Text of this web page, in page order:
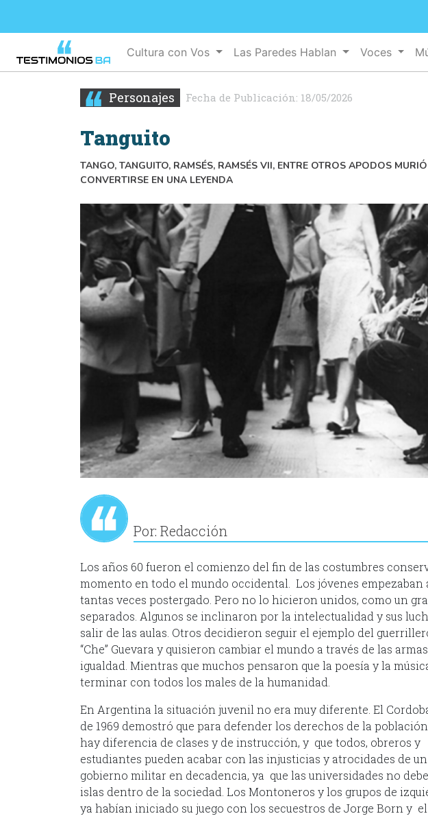
Cultura con Vos Las Paredes Hablan Voces
Personajes Fecha de Publicación: 18/05/2026
Tanguito
TANGO, TANGUITO, RAMSÉS, RAMSÉS VII, ENTRE OTROS APODOS
CONVERTIRSE EN UNA LEYENDA
Por: Redacción
Los años 60 fueron el comienzo del fin de las costumbres
momento en todo el mundo occidental. Los jóvenes
tantas veces postergado. Pero no lo hicieron unidos, como un
separados. Algunos se inclinaron por la intelectualidad y sus
salir de las aulas. Otros decidieron seguir el ejemplo del
“Che” Guevara y quisieron cambiar el mundo a través de las
igualdad. Mientras que muchos pensaron que la poesía y la
terminar con todos los males de la humanidad.
En Argentina la situación juvenil no era muy diferente. El
de 1969 demostró que para defender los derechos de la
hay diferencia de clases y de instrucción, y que todos, obreros y
estudiantes pueden acabar con las injusticias y atrocidades de un
gobierno militar en decadencia, ya que las universidades no
islas dentro de la sociedad. Los Montoneros y los grupos de
ya habían iniciado su juego con los secuestros de Jorge Born y el